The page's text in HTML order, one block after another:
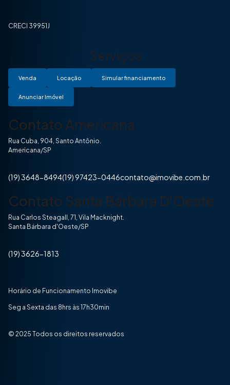
CRECI 39951J
Serviços
Venda Locação Simular financiamento
Anunciar Imóvel
Contato Americana
Rua Cuba, 904, Santo Antônio.
Americana/SP
(19) 3648-8494(19) 97423-0446contato@imovibe.com.br
Contato Santa Bárbara D'Oeste
Rua Carlos Steagall, 71, Vila Macknight.
Santa Bárbara d'Oeste/SP
(19) 3626-1813
Horário de Funcionamento Imovibe
Seg a Sexta das 8hrs às 17h30min
© 2025 Todos os direitos reservados